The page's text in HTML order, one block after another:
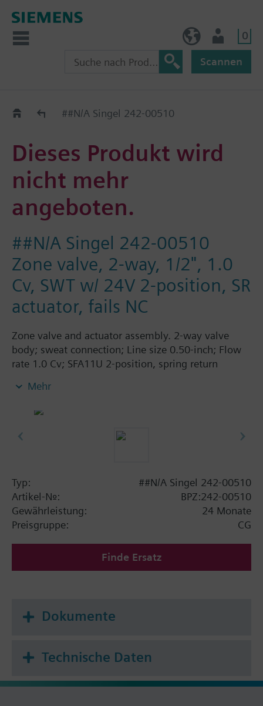
0
Scannen
Old2New##N/A Singel 242-00510
Dieses Produkt wird
nicht mehr
angeboten.
##N/A Singel 242-00510
Zone valve, 2-way, 1/2", 1.0
Cv, SWT w/ 24V 2-position, SR
actuator, fails NC
Zone valve and actuator assembly. 2-way valve
body; sweat connection; Line size 0.50-inch; Flow
rate 1.0 Cv; SFA11U 2-position, spring return
Mehr
Typ:
##N/A Singel 242-00510
Artikel-Nr.:
BPZ:242-00510
Gewährleistung:
24 Monate
Preisgruppe:
CG
Finde Ersatz
Dokumente
Technische Daten